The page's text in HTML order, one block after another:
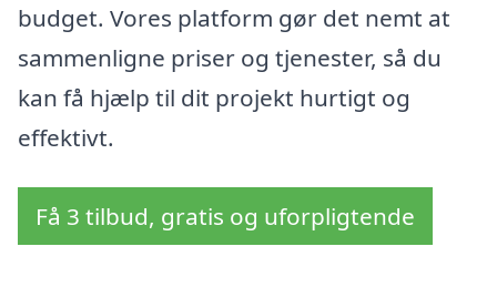
budget. Vores platform gør det nemt at
sammenligne priser og tjenester, så du
kan få hjælp til dit projekt hurtigt og
effektivt.
Få 3 tilbud, gratis og uforpligtende